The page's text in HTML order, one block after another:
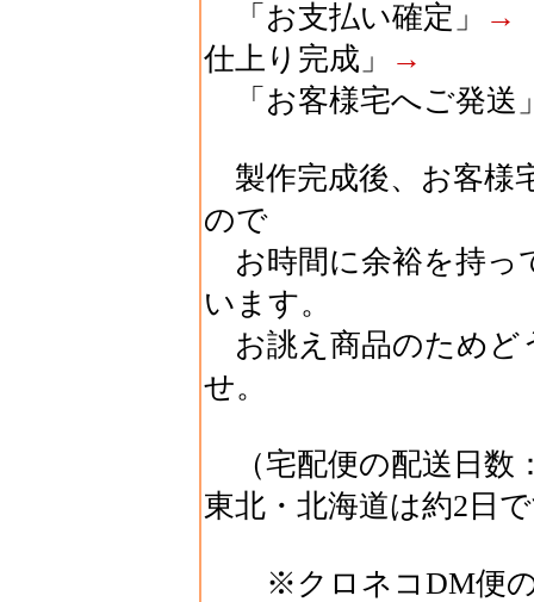
「お支払い確定」
→
仕上り完成」
→
「お客様宅へご発送
製作完成後、お客様
ので
お時間に余裕を持っ
います。
お誂え商品のためど
せ。
（宅配便の配送日数
東北・北海道は約2日
※クロネコDM便の